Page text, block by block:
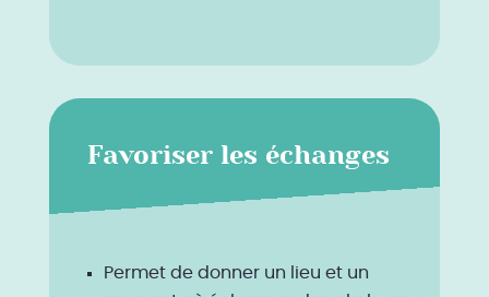
Favoriser les échanges
Permet de donner un lieu et un